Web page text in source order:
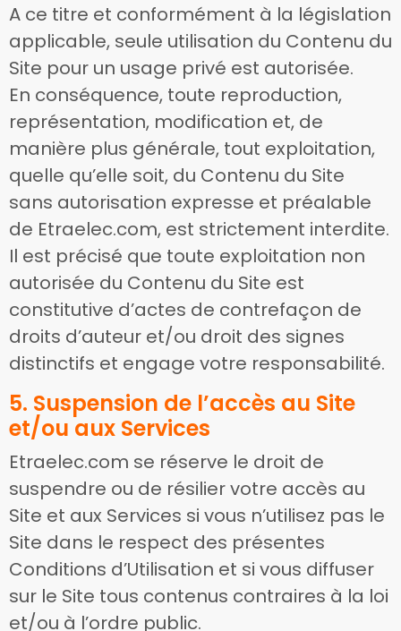
A ce titre et conformément à la législation
applicable, seule utilisation du Contenu du
Site pour un usage privé est autorisée.
En conséquence, toute reproduction,
représentation, modification et, de
manière plus générale, tout exploitation,
quelle qu’elle soit, du Contenu du Site
sans autorisation expresse et préalable
de Etraelec.com, est strictement interdite.
Il est précisé que toute exploitation non
autorisée du Contenu du Site est
constitutive d’actes de contrefaçon de
droits d’auteur et/ou droit des signes
distinctifs et engage votre responsabilité.
5. Suspension de l’accès au Site
et/ou aux Services
Etraelec.com se réserve le droit de
suspendre ou de résilier votre accès au
Site et aux Services si vous n’utilisez pas le
Site dans le respect des présentes
Conditions d’Utilisation et si vous diffuser
sur le Site tous contenus contraires à la loi
et/ou à l’ordre public.